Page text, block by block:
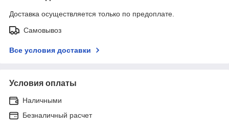
Доставка осуществляется только по предоплате.
Самовывоз
Все условия доставки
Условия оплаты
Наличными
Безналичный расчет